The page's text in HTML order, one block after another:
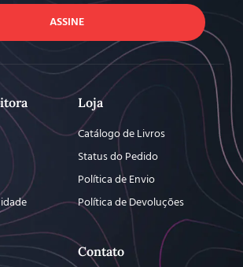
ASSINE
Loja
Catálogo de Livros
Status do Pedido
Política de Envio
Política de Devoluções
Contato